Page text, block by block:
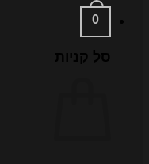
0
סל קניות